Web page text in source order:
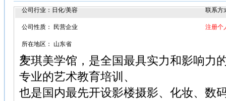
公司行业：日化/美容 联系方
公司性质： 民营企业 注册个
所在地区： 山东省
介：
麦琪美学馆，是全国最具实力和影响力
专业的艺术教育培训、
也是国内最先开设影楼摄影、化妆、数